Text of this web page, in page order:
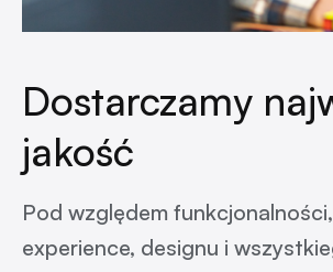
Dostarczamy
jakość
Pod względem
experience, designu i